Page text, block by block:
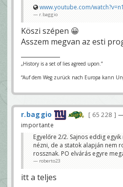
www.youtube.com/
r.baggio
Köszi szépen 😀
Asszem megvan az esti
„History is a set of lies agreed upon.”
“Auf dem Weg zurück nach Europa kann
r.baggio 65 228
importante
Egyelőre 2/2. Sajnos eddig
nézni, de a statok alapján nem
rossznak. PO elvárás egyre
roberto23
itt a teljes